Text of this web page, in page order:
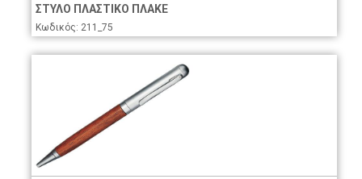
ΣΤΥΛΟ ΠΛΑΣΤΙΚΟ ΠΛΑΚΕ
Κωδικός: 211_75